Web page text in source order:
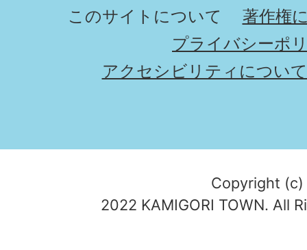
このサイトについて
著作権
プライバシーポ
アクセシビリティについて
Copyright (c)
2022 KAMIGORI TOWN. All